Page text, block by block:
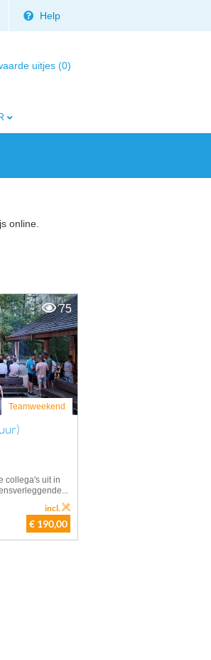
Help
uitjes (0)
online.
Teamweekend
collega's uit in
€ 190,00
incl.
75